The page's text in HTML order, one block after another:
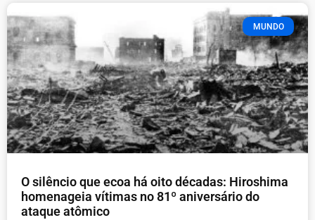
MUNDO
O silêncio que ecoa há oito décadas: Hiroshima
homenageia vítimas no 81º aniversário do
ataque atômico